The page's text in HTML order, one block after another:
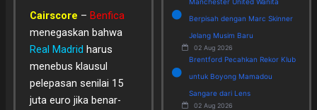
Cairscore – Benfica
menegaskan bahwa
Real Madrid harus
menebus klausul
pelepasan senilai 15
juta euro jika benar-
Berpisah dengan Marc Skinner
Jelang Musim Baru
02 Aug 2026
Brentford Pecahkan Rekor Klub
untuk Boyong Mamadou
Sangare dari Lens
02 Aug 2026